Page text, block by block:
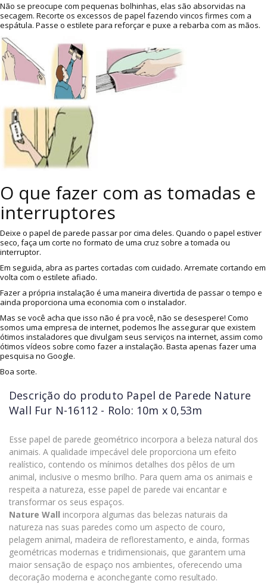
Não se preocupe com pequenas bolhinhas, elas são absorvidas na
secagem. Recorte os excessos de papel fazendo vincos firmes com a
espátula. Passe o estilete para reforçar e puxe a rebarba com as mãos.
O que fazer com as tomadas e
interruptores
Deixe o papel de parede passar por cima deles. Quando o papel estiver
seco, faça um corte no formato de uma cruz sobre a tomada ou
interruptor.
Em seguida, abra as partes cortadas com cuidado. Arremate cortando em
volta com o estilete afiado.
Fazer a própria instalação é uma maneira divertida de passar o tempo e
ainda proporciona uma economia com o instalador.
Mas se você acha que isso não é pra você, não se desespere! Como
somos uma empresa de internet, podemos lhe assegurar que existem
ótimos instaladores que divulgam seus serviços na internet, assim como
ótimos vídeos sobre como fazer a instalação. Basta apenas fazer uma
pesquisa no Google.
Boa sorte.
Descrição do produto Papel de Parede Nature
Wall Fur N-16112 - Rolo: 10m x 0,53m
Esse papel de parede geométrico incorpora a beleza natural dos
animais. A qualidade impecável dele proporciona um efeito
realístico, contendo os mínimos detalhes dos pêlos de um
animal, inclusive o mesmo brilho. Para quem ama os animais e
respeita a natureza, esse papel de parede vai encantar e
transformar os seus espaços.
Nature Wall incorpora algumas das belezas naturais da
natureza nas suas paredes como um aspecto de couro,
pelagem animal, madeira de reflorestamento, e ainda, formas
geométricas modernas e tridimensionais, que garantem uma
maior sensação de espaço nos ambientes, oferecendo uma
decoração moderna e aconchegante como resultado.